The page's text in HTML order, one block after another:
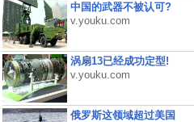
中国的武器不被认可?
v.youku.com
涡扇13已经成功定型!
v.youku.com
俄罗斯这领域超过美国